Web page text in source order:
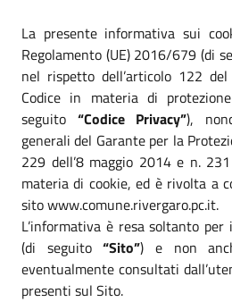
La presente informativa sui
Regolamento (UE) 2016/679 (di
nel rispetto dell’articolo 122
Codice in materia di
seguito “Codice Privacy”),
generali del Garante per la
229 dell’8 maggio 2014 e n.
materia di cookie, ed è rivolta a
sito www.comune.rivergaro.pc.it.
L’informativa è resa soltanto
(di seguito“Sito”) e non
eventualmente consultati
presenti sul Sito.